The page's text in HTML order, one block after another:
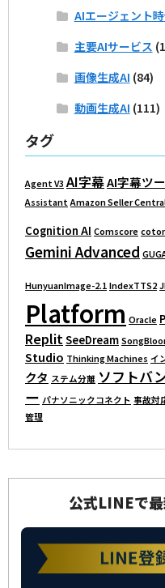
AIエージェント
主要AIサービス
画像生成AI (84)
動画生成AI (111)
タグ
Agent V3 AI字幕AI字幕ツ
Assistant Amazon Seller
Cognition AI Comscore
Gemini Advanced
HunyuanImage-2.1 IndexTTS2
Platform Oracle
ReplitSeeDream
Studio Thinking Machines イ
クタ ステム分離 ソフトバ
ー パナソニックコネクト 事故対
管理
公式LINEで